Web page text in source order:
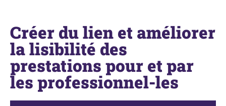
Créer du lien et améliorer
la lisibilité des
prestations pour et par
les professionnel-les